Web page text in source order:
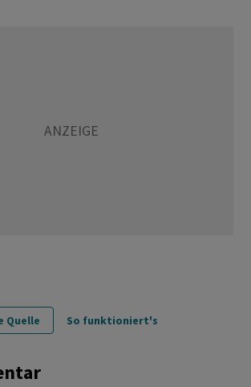
Quelle So funktioniert's